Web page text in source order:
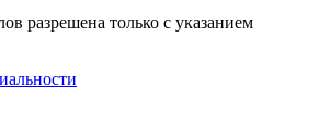
разрешена только с указанием